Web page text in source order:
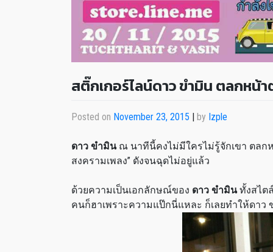
สติ๊กเกอร์ไลน์ดาว ขำมิน ตลกหน้
Posted on November 23, 2015 | by Izple
ดาว ขำมินณ นาทีนี้คงไม่มีใครไม่รู้จักเขา ตลก
สงครามเพลง” ดังจนฉุดไม่อยู่แล้ว
ด้วยความเป็นเอกลักษณ์ของ ดาว ขำมินทั้งสไต
คนก็ฮาเพราะความแป๊กนี่แหละ ก็เลยทำให้ดาว